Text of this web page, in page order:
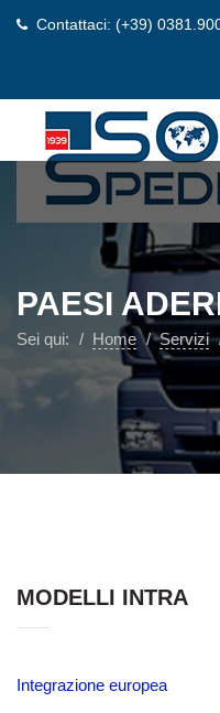
Contattaci: (+39)
PAESI
Sei qui: Home Servizi
MODELLI INTRA
Integrazione europea